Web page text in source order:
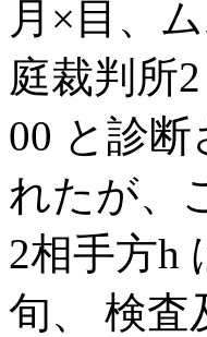
月×目、
庭裁判所
00 と診
れたが、
2相手方h
旬、 検査